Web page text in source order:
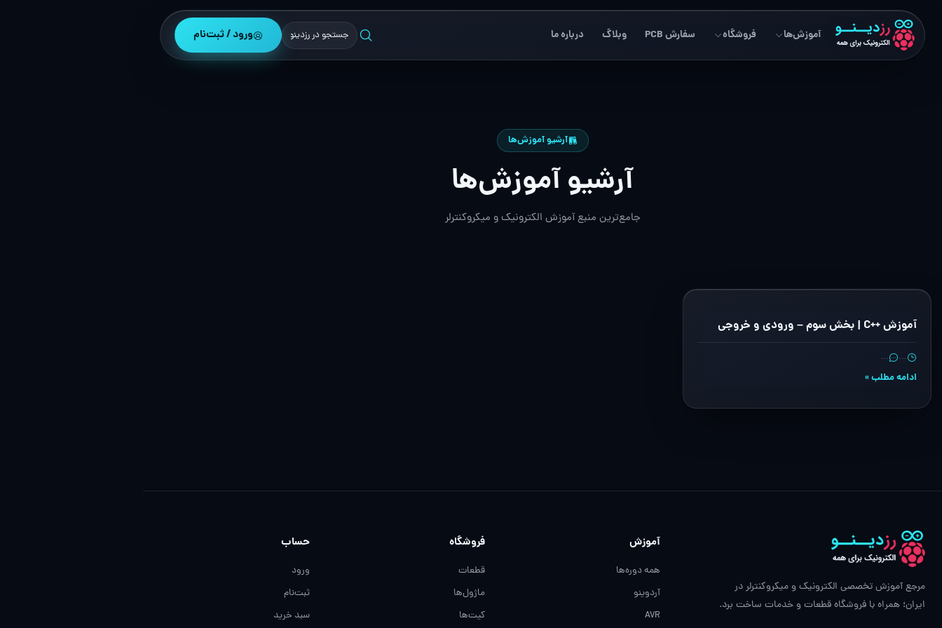
آموزش‌ها فروشگاه سفارش PCB وبلاگ درباره ما ورود / ثبت‌نام
آرشیو آموزش‌ها
آرشیو آموزش‌ها
جامع‌ترین منبع آموزش الکترونیک و میکروکنترلر
آموزش ++C | بخش سوم – ورودی و خروجی
…
…
ادامه مطلب »
مرجع آموزش تخصصی الکترونیک و میکروکنترلر در
ایران؛ همراه با فروشگاه قطعات و خدمات ساخت برد.
آموزش
همه دوره‌ها
آردوینو
AVR
فروشگاه
قطعات
ماژول‌ها
کیت‌ها
حساب
ورود
ثبت‌نام
سبد خرید